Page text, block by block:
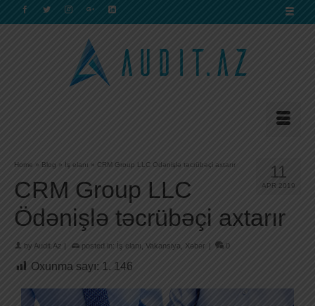
11
APR 2019
Home » Blog » İş elanı » CRM Group LLC Ödənişlə təcrübəçi axtarır
CRM Group LLC
Ödənişlə təcrübəçi axtarır
by Audit.Az | posted in: İş elanı Vakansiya Xəbər | 0
Oxunma sayı: 1. 146